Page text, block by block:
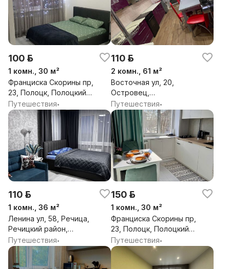
100 р.
1 комн., 30 м²
Франциска Скорины пр,
23, Полоцк, Полоцкий
район, Витебская обл.
Путешествия•
110 р.
2 комн., 61 м²
Восточная ул, 20,
Островец,
Островецкий район,
Гродненская обл.
Путешествия•
110 р.
1 комн., 36 м²
Ленина ул, 58, Речица,
Речицкий район,
Гомельская обл.
Путешествия•
150 р.
1 комн., 30 м²
Франциска Скорины пр,
23, Полоцк, Полоцкий
район, Витебская обл.
Путешествия•